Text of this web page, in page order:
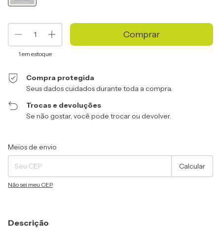
1 em estoque
Compra protegida
Seus dados cuidados durante toda a compra.
Trocas e devoluções
Se não gostar, você pode trocar ou devolver.
Entregas para o CEP:
Meios de envio
Calcular
Não sei meu CEP
Descrição